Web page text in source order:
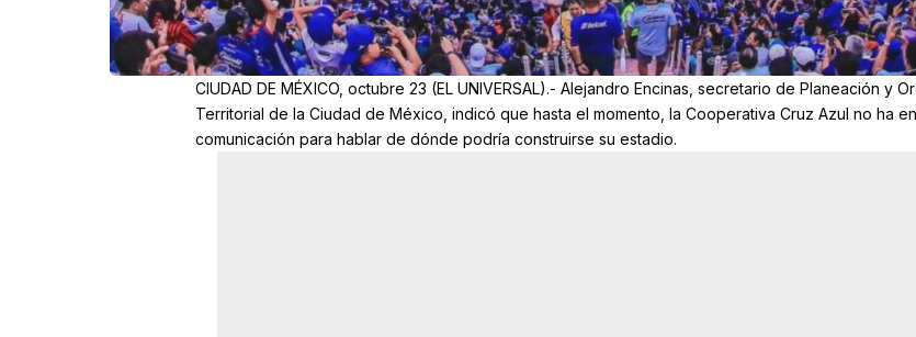
CIUDAD DE MÉXICO, octubre 23 (EL UNIVERSAL).- Alejandro Encinas, secretario de Planeación y
Territorial de la Ciudad de México, indicó que hasta el momento, la Cooperativa Cruz Azul no ha
comunicación para hablar de dónde podría construirse su estadio.